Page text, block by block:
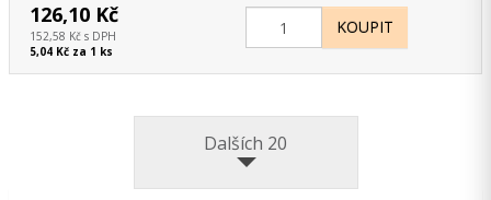
126,10 Kč
152,58 Kč s DPH
5,04 Kč za 1 ks
Dalších 20